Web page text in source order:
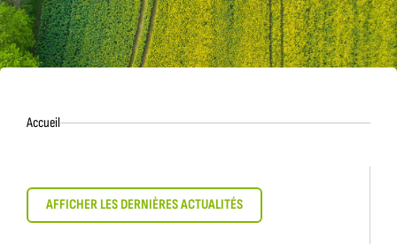
AccueilAccueil
AFFICHER LES DERNIÈRES ACTUALITÉS